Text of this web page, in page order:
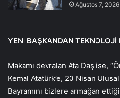
Ağustos 7, 2026
YENİ BAŞKANDAN TEKNOLOJİ
Makamı devralan Ata Daş ise,
Kemal Atatürk’e, 23 Nisan
Bayramını bizlere armağan